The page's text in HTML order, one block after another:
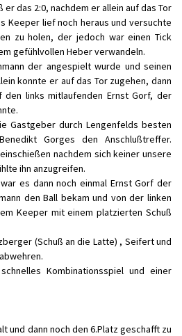
das 2:0, nachdem er allein auf das Tor
Keeper lief noch heraus und versuchte
zu holen, der jedoch war einen Tick
gefühlvollen Heber verwandeln.
der angespielt wurde und seinen
konnte er auf das Tor zugehen, dann
links mitlaufenden Ernst Gorf, der
Gastgeber durch Lengenfelds besten
Gorges den Anschlußtreffer.
nachdem sich keiner unsere
ihn anzugreifen.
es dann noch einmal Ernst Gorf der
den Ball bekam und von der linken
Keeper mit einem platzierten Schuß
(Schuß an die Latte) , Seifert und
Kombinationsspiel und einer
und dann noch den 6.Platz geschafft zu